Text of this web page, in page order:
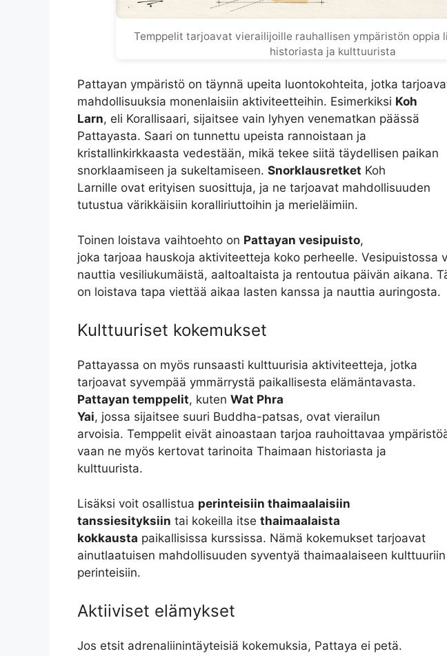
Temppelit tarjoavat vierailijoille rauhallisen ympäristön oppia
historiasta ja kulttuurista
Pattayan ympäristö on täynnä upeita luontokohteita, jotka
mahdollisuuksia monenlaisiin aktiviteetteihin. Esimerkiksi Koh
Larn, eli Korallisaari, sijaitsee vain lyhyen venematkan päässä
Pattayasta. Saari on tunnettu upeista rannoistaan ja
kristallinkirkkaasta vedestään, mikä tekee siitä täydellisen paikan
snorklaamiseen ja sukeltamiseen. Snorklausretket Koh
Larnille ovat erityisen suosittuja, ja ne tarjoavat mahdollisuuden
tutustua värikkäisiin koralliriuttoihin ja merieläimiin.
Toinen loistava vaihtoehto on Pattayan vesipuisto,
joka tarjoaa hauskoja aktiviteetteja koko perheelle. Vesipuistossa
nauttia vesiliukumäistä, aaltoaltaista ja rentoutua päivän aikana.
on loistava tapa viettää aikaa lasten kanssa ja nauttia auringosta.
Kulttuuriset kokemukset
Pattayassa on myös runsaasti kulttuurisia aktiviteetteja, jotka
tarjoavat syvempää ymmärrystä paikallisesta elämäntavasta.
Pattayan temppelit, kuten Wat Phra
Yai, jossa sijaitsee suuri Buddha-patsas, ovat vierailun
arvoisia. Temppelit eivät ainoastaan tarjoa rauhoittavaa
vaan ne myös kertovat tarinoita Thaimaan historiasta ja
kulttuurista.
Lisäksi voit osallistua perinteisiin thaimaalaisiin
tanssiesityksiin tai kokeilla itse thaimaalaista
kokkausta paikallisissa kurssissa. Nämä kokemukset tarjoavat
ainutlaatuisen mahdollisuuden syventyä thaimaalaiseen
perinteisiin.
Aktiiviset elämykset
Jos etsit adrenaliinintäyteisiä kokemuksia, Pattaya ei petä.